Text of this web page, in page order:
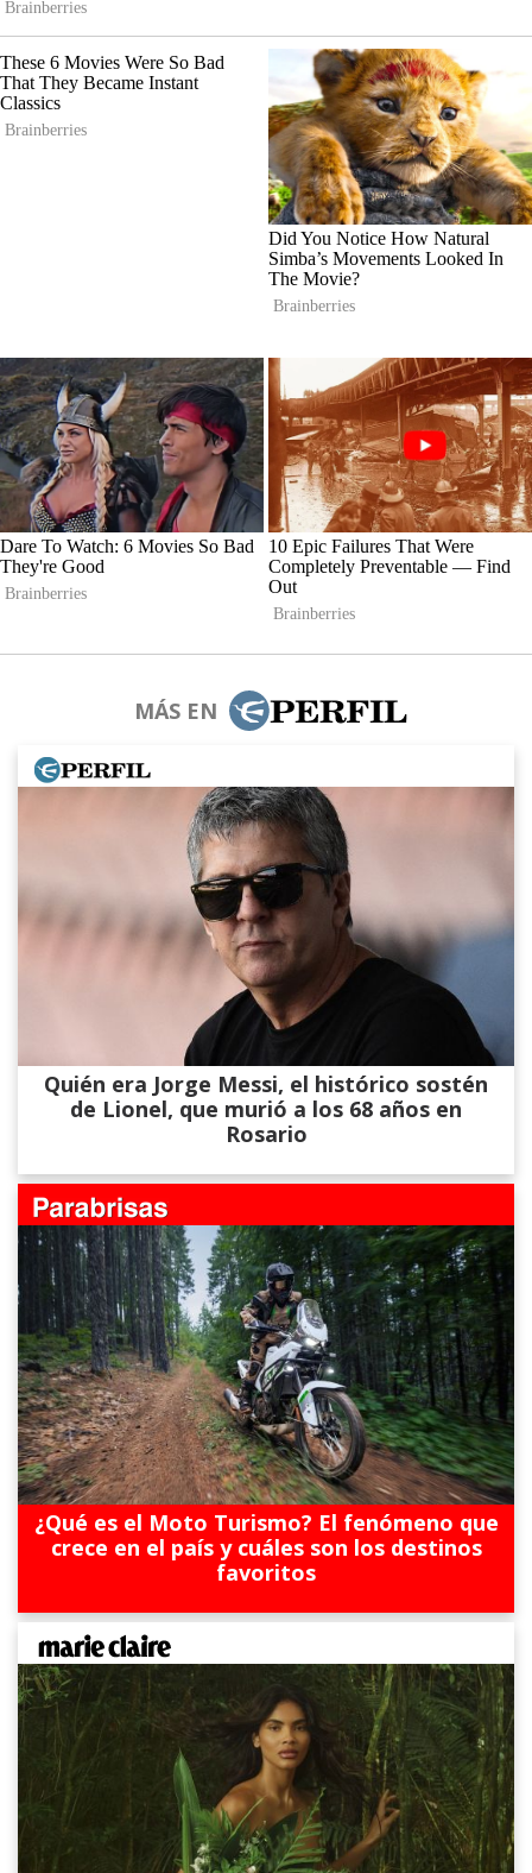
MÁS EN
Quién era Jorge Messi, el histórico sostén
de Lionel, que murió a los 68 años en
Rosario
¿Qué es el Moto Turismo? El fenómeno que
crece en el país y cuáles son los destinos
favoritos